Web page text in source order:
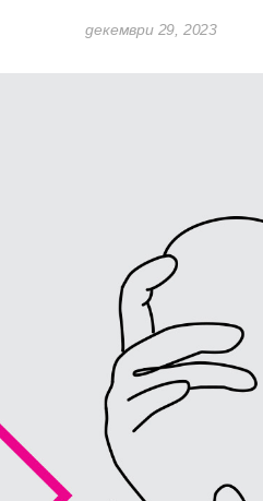
декември 29, 2023